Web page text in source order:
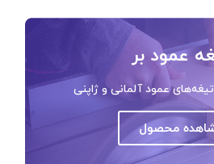
عمود بر
عمود آلمانی و ژاپنی
محصول